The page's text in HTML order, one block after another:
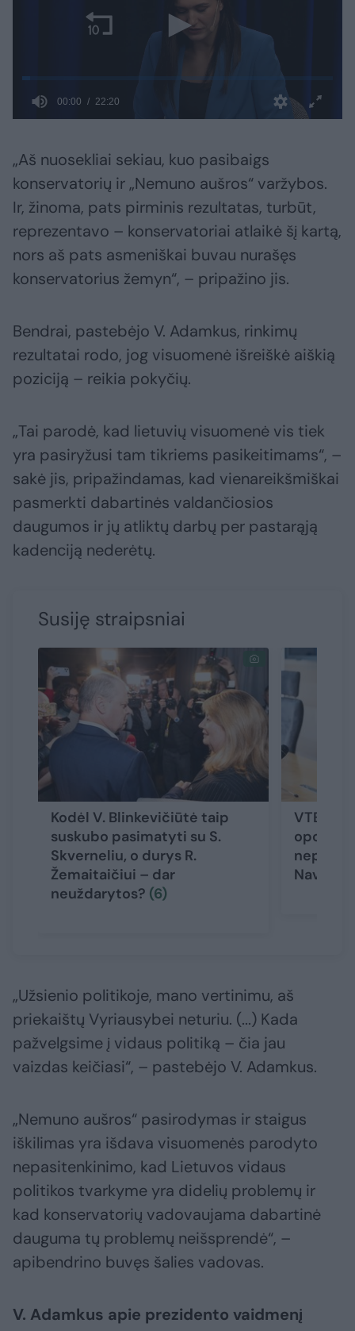
„Aš nuosekliai sekiau, kuo pasibaigs
konservatorių ir „Nemuno aušros“ varžybos.
Ir, žinoma, pats pirminis rezultatas, turbūt,
reprezentavo – konservatoriai atlaikė šį kartą,
nors aš pats asmeniškai buvau nurašęs
konservatorius žemyn“, – pripažino jis.
Bendrai, pastebėjo V. Adamkus, rinkimų
rezultatai rodo, jog visuomenė išreiškė aiškią
poziciją – reikia pokyčių.
„Tai parodė, kad lietuvių visuomenė vis tiek
yra pasiryžusi tam tikriems pasikeitimams“, –
sakė jis, pripažindamas, kad vienareikšmiškai
pasmerkti dabartinės valdančiosios
daugumos ir jų atliktų darbų per pastarąją
kadenciją nederėtų.
Susiję straipsniai
Kodėl V. Blinkevičiūtė taip
suskubo pasimatyti su S.
Skverneliu, o durys R.
Žemaitaičiui – dar
neuždarytos? (6)
VTEK
„Užsienio politikoje, mano vertinimu, aš
priekaištų Vyriausybei neturiu. (...) Kada
pažvelgsime į vidaus politiką – čia jau
vaizdas keičiasi“, – pastebėjo V. Adamkus.
„Nemuno aušros“ pasirodymas ir staigus
iškilimas yra išdava visuomenės parodyto
nepasitenkinimo, kad Lietuvos vidaus
politikos tvarkyme yra didelių problemų ir
kad konservatorių vadovaujama dabartinė
dauguma tų problemų neišsprendė“, –
apibendrino buvęs šalies vadovas.
V. Adamkus apie prezidento vaidmenį